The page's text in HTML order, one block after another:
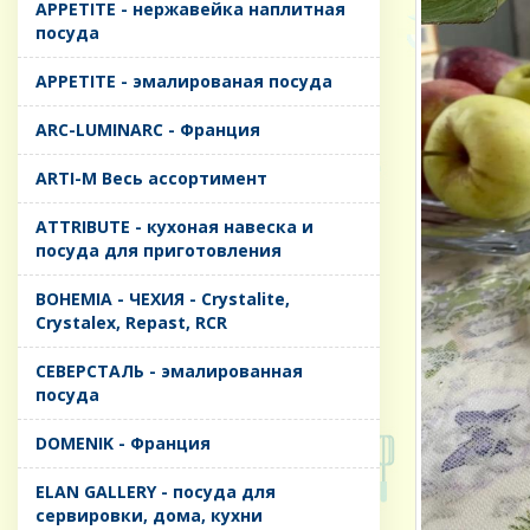
APPETITE - нержавейка наплитная
посуда
APPETITE - эмалированая посуда
ARC-LUMINARC - Франция
ARTI-M Весь ассортимент
ATTRIBUTE - кухоная навеска и
посуда для приготовления
BOHEMIA - ЧЕХИЯ - Crystalite,
Crystalex, Repast, RCR
CЕВЕРСТАЛЬ - эмалированная
посуда
DOMENIK - Франция
ELAN GALLERY - посуда для
сервировки, дома, кухни